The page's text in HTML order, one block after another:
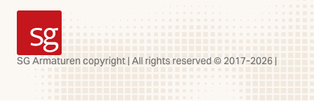
SG Armaturen
SG Armaturen copyright | All rights reserved © 2017-2026 |